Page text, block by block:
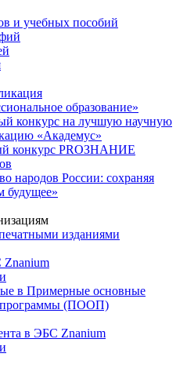
и учебных пособий
образование»
конкурс на лучшую научную
«Академус»
конкурс PROЗНАНИЕ
народов России: сохраняя
будущее»
изданиями
в Примерные основные
программы (ПООП)
в ЭБС Znanium